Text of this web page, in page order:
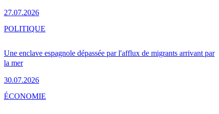
27.07.2026
Une enclave espagnole dépassée par l'afflux de migrants arrivant par
la mer
30.07.2026
POLITIQUE
ÉCONOMIE